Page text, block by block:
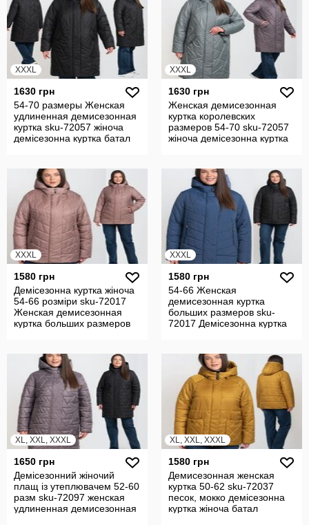
XXXL
1630 грн
54-70 размеры Женская
удлиненная демисезонная
куртка sku-72057 жіноча
демісезонна куртка батал
XXXL
1630 грн
Женская демисезонная
куртка королевских
размеров 54-70 sku-72057
жіноча демісезонна куртка
XXXL
1580 грн
Демісезонна куртка жіноча
54-66 розміри sku-72017
Женская демисезонная
куртка больших размеров
XXXL
1580 грн
54-66 Женская
демисезонная куртка
больших размеров sku-
72017 Демісезонна куртка
XL, XXL, XXXL
1650 грн
Демісезонний жіночий
плащ із утеплювачем 52-60
разм sku-72097 женская
удлиненная демисезонная
XL, XXL, XXXL
1580 грн
Демисезонная женская
куртка 50-62 sku-72037
песок, мокко демісезонна
куртка жіноча батал